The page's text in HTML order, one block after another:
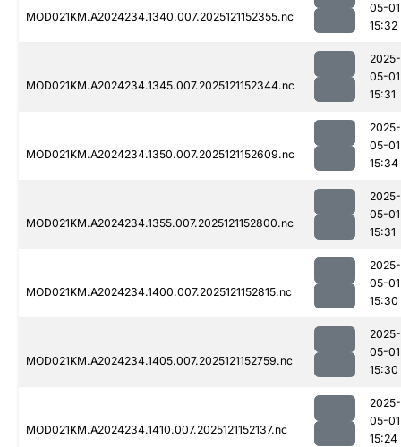
MOD021KM.A2024234.1340.007.2025121152355.nc
05-01
15:32
MOD021KM.A2024234.1345.007.2025121152344.nc
2025-
05-01
15:31
MOD021KM.A2024234.1350.007.2025121152609.nc
2025-
05-01
15:34
MOD021KM.A2024234.1355.007.2025121152800.nc
2025-
05-01
15:31
MOD021KM.A2024234.1400.007.2025121152815.nc
2025-
05-01
15:30
MOD021KM.A2024234.1405.007.2025121152759.nc
2025-
05-01
15:30
MOD021KM.A2024234.1410.007.2025121152137.nc
2025-
05-01
15:24